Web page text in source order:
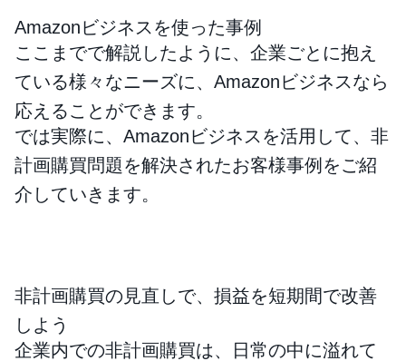
Amazonビジネスを使った事例
ここまでで解説したように、企業ごとに抱え
ている様々なニーズに、Amazonビジネスなら
応えることができます。
では実際に、Amazonビジネスを活用して、非
計画購買問題を解決されたお客様事例をご紹
介していきます。
非計画購買の見直しで、損益を短期間で改善
しよう
企業内での非計画購買は、日常の中に溢れて